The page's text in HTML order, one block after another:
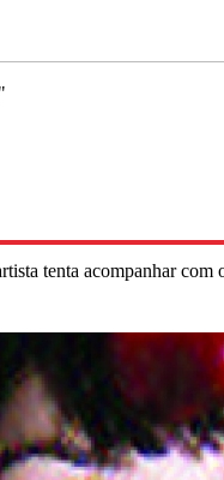
tenta acompanhar com